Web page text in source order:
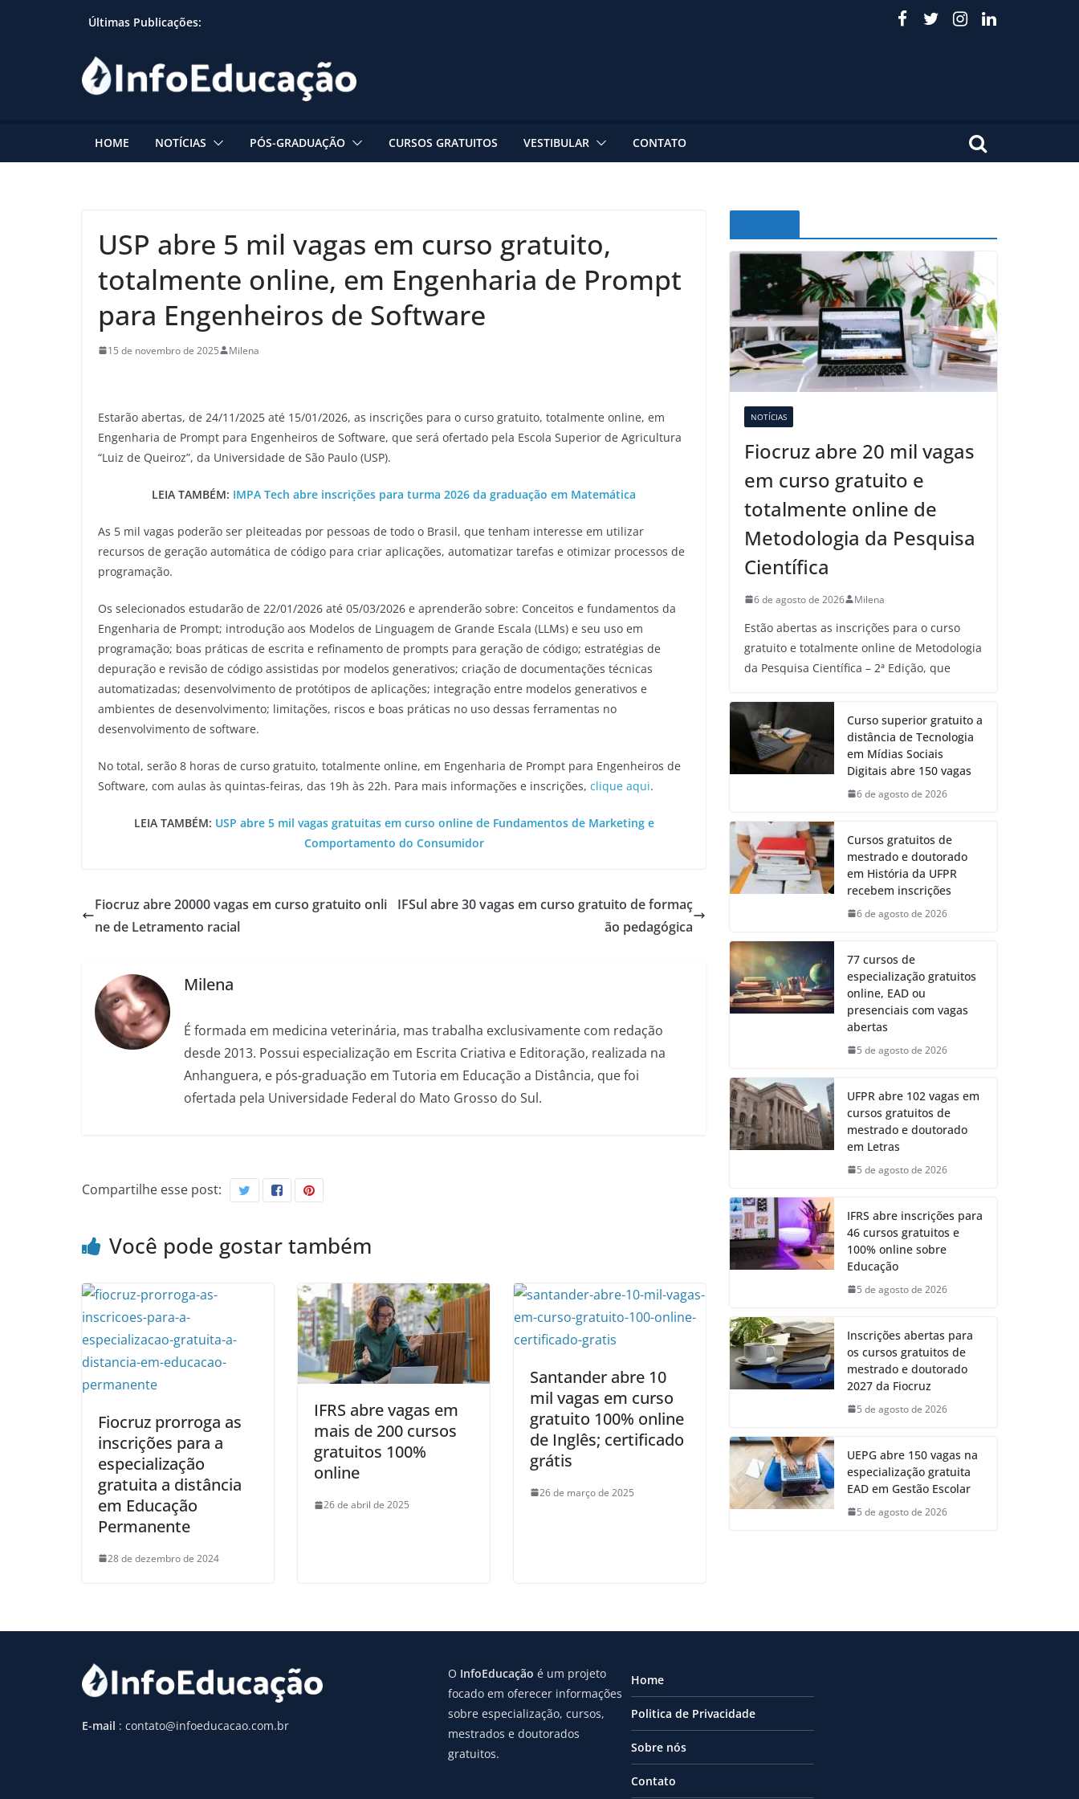
Últimas Publicações:
HOME NOTÍCIAS PÓS-GRADUAÇÃO CURSOS GRATUITOS VESTIBULAR CONTATO
USP abre 5 mil vagas em curso gratuito,
totalmente online, em Engenharia de Prompt
para Engenheiros de Software
15 de novembro de 2025 Milena
Estarão abertas, de 24/11/2025 até 15/01/2026, as inscrições para o curso gratuito, totalmente online, em
Engenharia de Prompt para Engenheiros de Software, que será ofertado pela Escola Superior de Agricultura
“Luiz de Queiroz”, da Universidade de São Paulo (USP).
LEIA TAMBÉM: IMPA Tech abre inscrições para turma 2026 da graduação em Matemática
As 5 mil vagas poderão ser pleiteadas por pessoas de todo o Brasil, que tenham interesse em utilizar
recursos de geração automática de código para criar aplicações, automatizar tarefas e otimizar processos de
programação.
Os selecionados estudarão de 22/01/2026 até 05/03/2026 e aprenderão sobre: Conceitos e fundamentos da
Engenharia de Prompt; introdução aos Modelos de Linguagem de Grande Escala (LLMs) e seu uso em
programação; boas práticas de escrita e refinamento de prompts para geração de código; estratégias de
depuração e revisão de código assistidas por modelos generativos; criação de documentações técnicas
automatizadas; desenvolvimento de protótipos de aplicações; integração entre modelos generativos e
ambientes de desenvolvimento; limitações, riscos e boas práticas no uso dessas ferramentas no
desenvolvimento de software.
No total, serão 8 horas de curso gratuito, totalmente online, em Engenharia de Prompt para Engenheiros de
Software, com aulas às quintas-feiras, das 19h às 22h. Para mais informações e inscrições, clique aqui.
LEIA TAMBÉM: USP abre 5 mil vagas gratuitas em curso online de Fundamentos de Marketing e
Comportamento do Consumidor
Fiocruz abre 20000 vagas em curso gratuito onli
ne de Letramento racial
IFSul abre 30 vagas em curso gratuito de formaç
ão pedagógica
Milena
É formada em medicina veterinária, mas trabalha exclusivamente com redação
desde 2013. Possui especialização em Escrita Criativa e Editoração, realizada na
Anhanguera, e pós-graduação em Tutoria em Educação a Distância, que foi
ofertada pela Universidade Federal do Mato Grosso do Sul.
Compartilhe esse post:
Você pode gostar também
Fiocruz prorroga as
inscrições para a
especialização
gratuita a distância
em Educação
Permanente
28 de dezembro de 2024
IFRS abre vagas em
mais de 200 cursos
gratuitos 100%
online
26 de abril de 2025
Santander abre 10
mil vagas em curso
gratuito 100% online
de Inglês; certificado
grátis
26 de março de 2025
NOTÍCIAS
Fiocruz abre 20 mil vagas
em curso gratuito e
totalmente online de
Metodologia da Pesquisa
Científica
6 de agosto de 2026 Milena
Estão abertas as inscrições para o curso
gratuito e totalmente online de Metodologia
da Pesquisa Científica – 2ª Edição, que
Curso superior gratuito a
distância de Tecnologia
em Mídias Sociais
Digitais abre 150 vagas
6 de agosto de 2026
Cursos gratuitos de
mestrado e doutorado
em História da UFPR
recebem inscrições
6 de agosto de 2026
77 cursos de
especialização gratuitos
online, EAD ou
presenciais com vagas
abertas
5 de agosto de 2026
UFPR abre 102 vagas em
cursos gratuitos de
mestrado e doutorado
em Letras
5 de agosto de 2026
IFRS abre inscrições para
46 cursos gratuitos e
100% online sobre
Educação
5 de agosto de 2026
Inscrições abertas para
os cursos gratuitos de
mestrado e doutorado
2027 da Fiocruz
5 de agosto de 2026
UEPG abre 150 vagas na
especialização gratuita
EAD em Gestão Escolar
5 de agosto de 2026
E-mail : contato@infoeducacao.com.br
O InfoEducação é um projeto
focado em oferecer informações
sobre especialização, cursos,
mestrados e doutorados
gratuitos.
Home
Politica de Privacidade
Sobre nós
Contato